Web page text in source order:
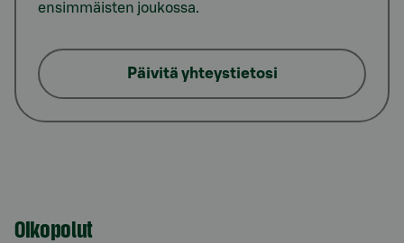
ensimmäisten joukossa.
Päivitä yhteystietosi
Oikopolut